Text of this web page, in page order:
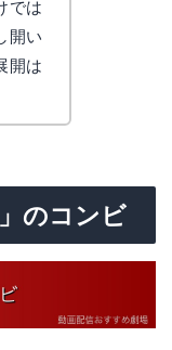
では
開い
開は
のコンビ